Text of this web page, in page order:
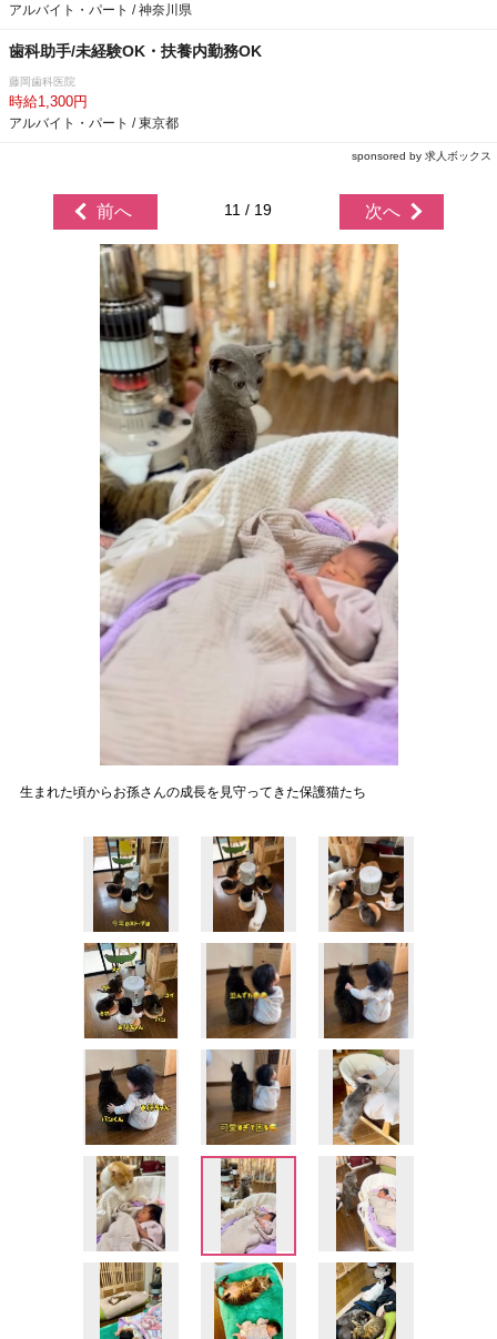
アルバイト・パート / 神奈川県
歯科助手/未経験OK・扶養内勤務OK
藤岡歯科医院
時給1,300円
アルバイト・パート / 東京都
sponsored by 求人ボックス
前へ 11 / 19 次へ
生まれた頃からお孫さんの成長を見守ってきた保護猫たち